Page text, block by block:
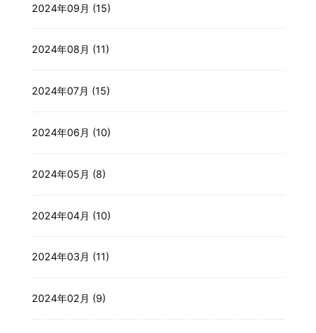
2024年09月 (15)
2024年08月 (11)
2024年07月 (15)
2024年06月 (10)
2024年05月 (8)
2024年04月 (10)
2024年03月 (11)
2024年02月 (9)